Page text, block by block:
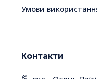
Умови
Контакти